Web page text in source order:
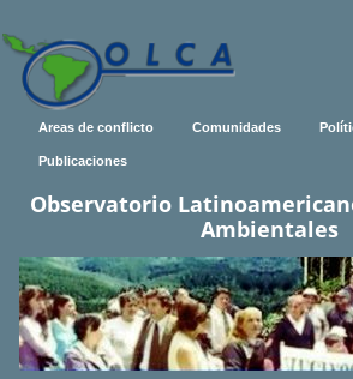
Areas de conflicto Comunidades
Publicaciones
Observatorio
Ambientales